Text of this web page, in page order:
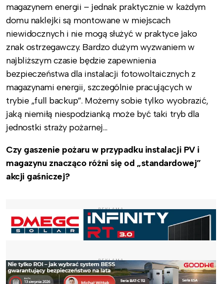
magazynem energii – jednak praktycznie w każdym
domu naklejki są montowane w miejscach
niewidocznych i nie mogą służyć w praktyce jako
znak ostrzegawczy. Bardzo dużym wyzwaniem w
najbliższym czasie będzie zapewnienia
bezpieczeństwa dla instalacji fotowoltaicznych z
magazynami energii, szczególnie pracujących w
trybie „full backup”. Możemy sobie tylko wyobrazić,
jaką niemiłą niespodzianką może być taki tryb dla
jednostki straży pożarnej…
Czy gaszenie pożaru w przypadku instalacji PV i
magazynu znacząco różni się od „standardowej”
akcji gaśniczej?
REKLAMA
REKLAMA